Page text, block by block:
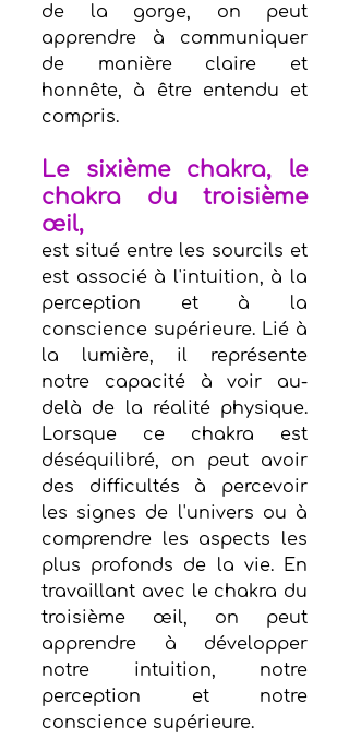
de la gorge, on peut
apprendre à communiquer
de manière claire et
honnête, à être entendu et
compris.
Le sixième chakra, le
chakra du troisième
œil,
est situé entre les sourcils et
est associé à l'intuition, à la
perception et à la
conscience supérieure. Lié à
la lumière, il représente
notre capacité à voir au-
delà de la réalité physique.
Lorsque ce chakra est
déséquilibré, on peut avoir
des difficultés à percevoir
les signes de l'univers ou à
comprendre les aspects les
plus profonds de la vie. En
travaillant avec le chakra du
troisième œil, on peut
apprendre à développer
notre intuition, notre
perception et notre
conscience supérieure.